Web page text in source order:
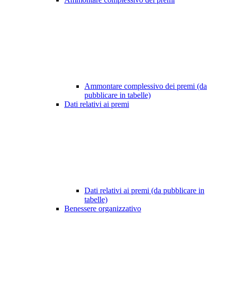
Ammontare complessivo dei premi (da
pubblicare in tabelle)
Dati relativi ai premi
Dati relativi ai premi (da pubblicare in
tabelle)
Benessere organizzativo